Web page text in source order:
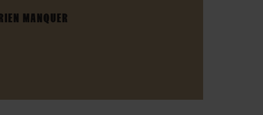
MANQUER